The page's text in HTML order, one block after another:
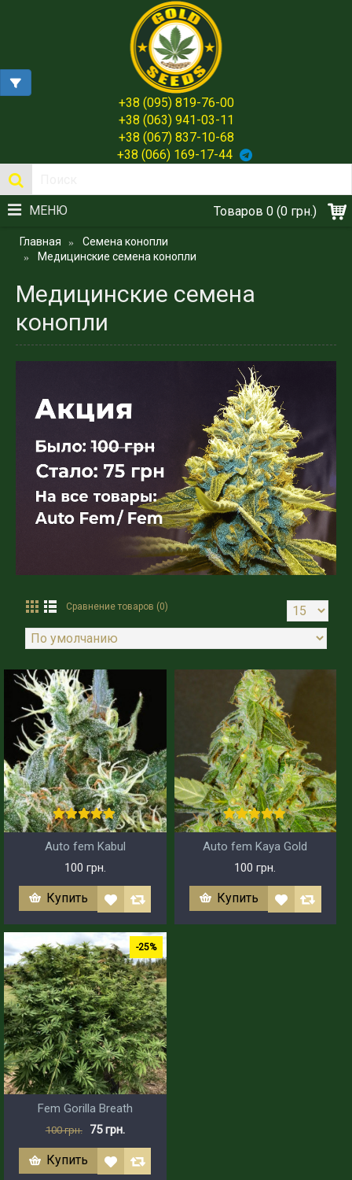
+38 (095) 819-76-00
+38 (063) 941-03-11
+38 (067) 837-10-68
+38 (066) 169-17-44
Товаров 0 (0 грн.)
МЕНЮ
Главная
Семена конопли
Медицинские семена конопли
Медицинские семена
конопли
Сравнение товаров (0)
Auto fem Kabul
100 грн.
Купить
Auto fem Kaya Gold
100 грн.
Купить
-25%
Fem Gorilla Breath
100 грн. 75 грн.
Купить